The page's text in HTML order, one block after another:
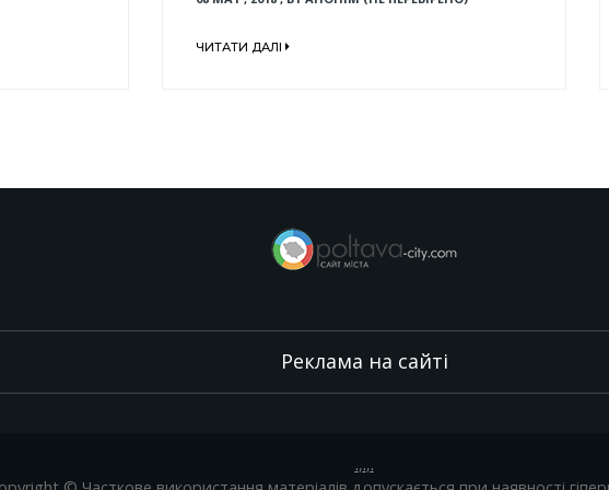
ЧИТАТИ ДАЛІ
Реклама на сайті
.,.,.